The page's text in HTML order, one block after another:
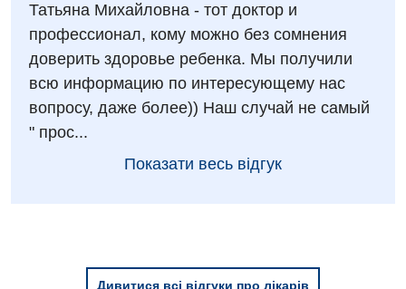
Відділення інтенсивної терапії
Відділення кардіосудинної патології та неврології
Відділення невідкладних станів
Гастроентерологія
Дерматовенерологія
Татьяна Михайловна - тот доктор и
профессионал, кому можно без сомнения
доверить здоровье ребенка. Мы получили
всю информацию по интересующему нас
вопросу, даже более)) Наш случай не самый
" прос...
Показати весь відгук
Дивитися всі відгуки про лікарів